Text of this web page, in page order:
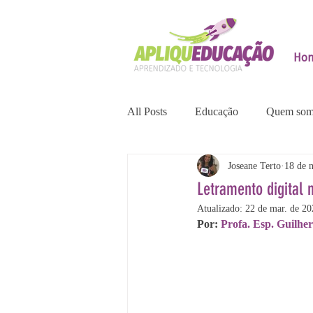
All Posts Educação Quem
Letramento digital
Joseane Terto 18 de
Atualizado: 22 de mar. de
Por: Profa. Esp.